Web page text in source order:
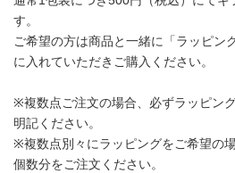
す。
ご希望の方は商品と一緒に「ラッピン
に入れていただきご購入ください。
※複数点ご注文の場合、必ずラッピン
明記ください。
※複数点別々にラッピングをご希望の
個数分をご注文ください。